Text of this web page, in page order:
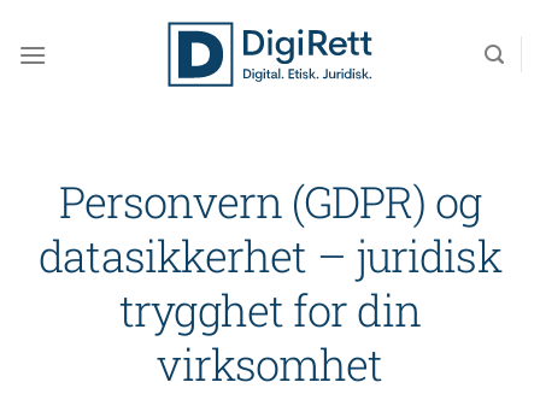
Personvern (GDPR) og
datasikkerhet – juridisk
trygghet for din
virksomhet